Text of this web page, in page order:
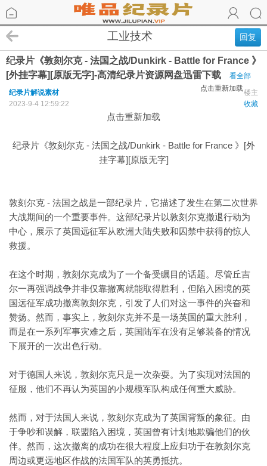
回复
工业技术
纪录片《敦刻尔克 - 法国之战/Dunkirk - Battle for France 》
[外挂字幕][原版无字]-高清纪录片资源网盘迅雷下载
看全部
点击重新加载楼主
纪录片解说素材
收藏
2023-9-4 12:59:22
点击重新加载
纪录片《敦刻尔克 - 法国之战/Dunkirk - Battle for France 》[外
挂字幕][原版无字]
敦刻尔克 - 法国之战是一部纪录片，它描述了发生在第二次世界
大战期间的一个重要事件。这部纪录片以敦刻尔克撤退行动为
中心，展示了英国远征军从欧洲大陆失败和囚禁中获得的惊人
救援。
在这个时期，敦刻尔克成为了一个备受瞩目的话题。尽管丘吉
尔一再强调战争并非仅靠撤离就能取得胜利，但陷入困境的英
国远征军成功撤离敦刻尔克，引发了人们对这一事件的兴奋和
赞扬。然而，事实上，敦刻尔克并不是一场英国的重大胜利，
而是在一系列军事灾难之后，英国陆军在没有足够装备的情况
下展开的一次出色行动。
对于德国人来说，敦刻尔克只是一次杂耍。为了实现对法国的
征服，他们不再认为英国的小规模军队构成任何重大威胁。
然而，对于法国人来说，敦刻尔克成为了英国背叛的象征。由
于争吵和误解，联盟陷入困境，英国曾有计划地欺骗他们的伙
伴。然而，这次撤离的成功在很大程度上应归功于在敦刻尔克
周边或更远地区作战的法国军队的英勇抵抗。